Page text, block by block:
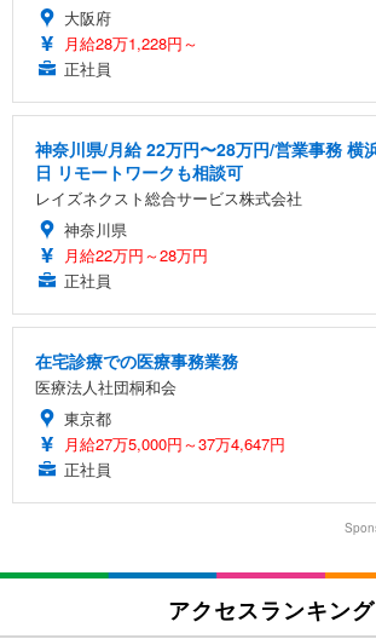
大阪府
月給28万1,228円～
正社員
神奈川県/月給 22万円〜28万円/営業事務 横
日 リモートワークも相談可
レイズネクスト総合サービス株式会社
神奈川県
月給22万円～28万円
正社員
在宅診療での医療事務業務
医療法人社団桐和会
東京都
月給27万5,000円～37万4,647円
正社員
アクセスランキング